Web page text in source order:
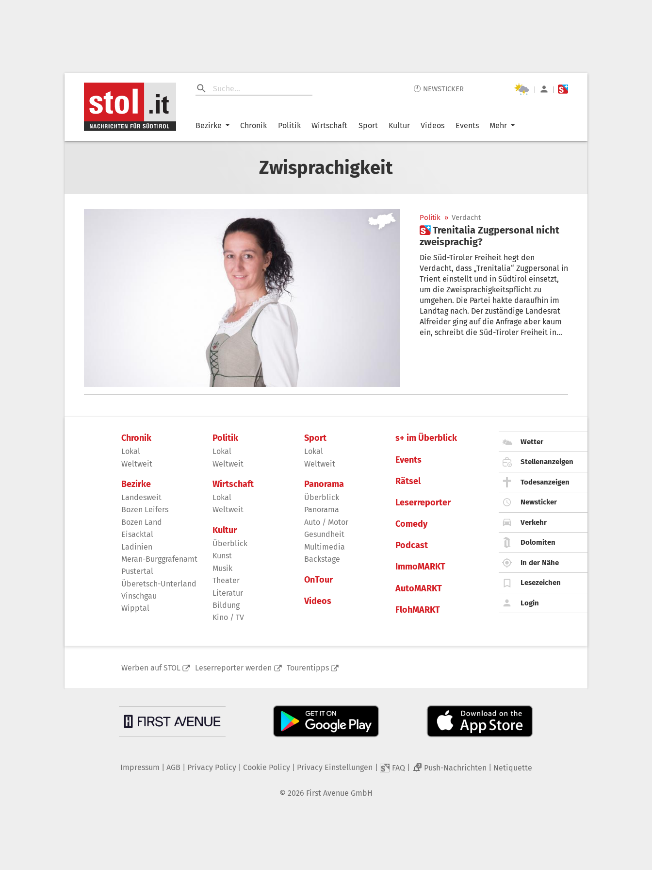
🕙 NEWSTICKER | |
Bezirke Chronik Politik Wirtschaft Sport Kultur Videos Events Mehr
Zwisprachigkeit
Politik » Verdacht
 Trenitalia Zugpersonal nicht
zweisprachig?
Die Süd-Tiroler Freiheit hegt den
Verdacht, dass „Trenitalia“ Zugpersonal in
Trient einstellt und in Südtirol einsetzt,
um die Zweisprachigkeitspflicht zu
umgehen. Die Partei hakte daraufhin im
Landtag nach. Der zuständige Landesrat
Alfreider ging auf die Anfrage aber kaum
ein, schreibt die Süd-Tiroler Freiheit in
Chronik
Lokal
Weltweit
Bezirke
Landesweit
Bozen Leifers
Bozen Land
Eisacktal
Ladinien
Meran-Burggrafenamt
Pustertal
Überetsch-Unterland
Vinschgau
Wipptal
Politik
Lokal
Weltweit
Wirtschaft
Lokal
Weltweit
Kultur
Überblick
Kunst
Musik
Theater
Literatur
Bildung
Kino / TV
Sport
Lokal
Weltweit
Panorama
Überblick
Panorama
Auto / Motor
Gesundheit
Multimedia
Backstage
OnTour
Videos
s+ im Überblick
Events
Rätsel
Leserreporter
Comedy
Podcast
ImmoMARKT
AutoMARKT
FlohMARKT
Wetter
Stellenanzeigen
Todesanzeigen
Newsticker
Verkehr
Dolomiten
In der Nähe
Lesezeichen
Login
Werben auf STOL Leserreporter werden Tourentipps
Impressum AGB Privacy Policy| Cookie Policy| Privacy Einstellungen FAQ 2 Push-Nachrichten Netiquette
© 2026 First Avenue GmbH